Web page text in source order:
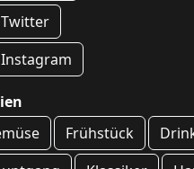
Twitter
Instagram
Frühstück